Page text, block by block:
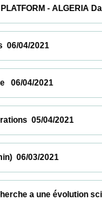
PLATFORM -
Journals  06/04/
littérature   06/04/
collaborations  05/
? (45 min)  06/03/
recherche a une